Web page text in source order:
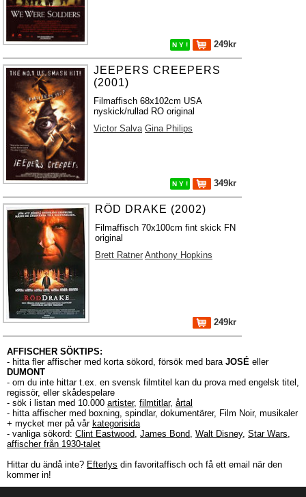
N Y ! 249kr
JEEPERS CREEPERS
(2001)
Filmaffisch 68x102cm USA
nyskick/rullad RO original
Victor Salva Gina Philips
N Y ! 349kr
RÖD DRAKE (2002)
Filmaffisch 70x100cm fint skick FN
original
Brett Ratner Anthony Hopkins
249kr
AFFISCHER SÖKTIPS:
- hitta fler affischer med korta sökord, försök med bara JOSÉ eller
DUMONT
- om du inte hittar t.ex. en svensk filmtitel kan du prova med engelsk titel,
regissör, eller skådespelare
- sök i listan med 10.000 artister, filmtitlar, årtal
- hitta affischer med boxning, spindlar, dokumentärer, Film Noir, musikaler
+ mycket mer på vår kategorisida
- vanliga sökord: Clint Eastwood, James Bond, Walt Disney, Star Wars,
affischer från 1930-talet
Hittar du ändå inte? Efterlys din favoritaffisch och få ett email när den
kommer in!